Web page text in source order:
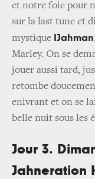
et notre foie pour
sur la last tune et
mystique IJahman
Marley. On se
jouer aussi tard,
retombe
enivrant et on se
belle nuit sous les
Jour 3.
Jahneration